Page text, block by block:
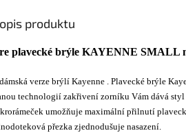
produktu
plavecké brýle KAYENNE SMALL
verze brýlí Kayenne . Plavecké brýle
technologií zakřivení zorníku Vám dává
umožňuje maximální přilnutí
přezka zjednodušuje nasazení.